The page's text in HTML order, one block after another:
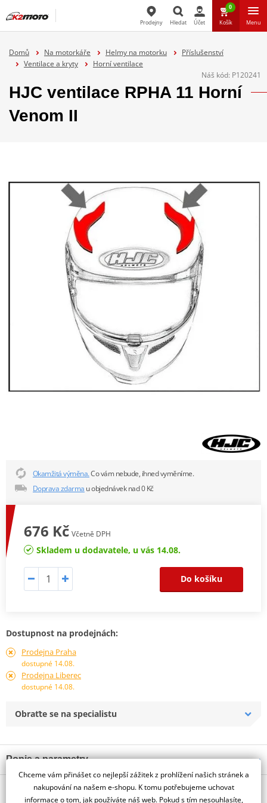
Hledat
Prodejny Hledat Účet
0
Košík Menu
Domů Na motorkáře Helmy na motorku
Příslušenství
Ventilace a kryty
Horní ventilace
Náš kód: P120241
HJC ventilace RPHA 11 Horní
Venom II
Okamžitá výměna.Co vám nebude, ihned vyměníme.
Doprava zdarma u objednávek nad 0 Kč
676 Kč Včetně DPH
Skladem u dodavatele, u vás 14.08.
Do košíku
Dostupnost na prodejnách:
Prodejna Praha
dostupné 14.08.
Prodejna Liberec
dostupné 14.08.
Obraťte se na specialistu
Popis a parametry
Jsme autorizovaný
dealer značky HJC
O výrobci
Chceme vám přinášet co nejlepší zážitek z prohlížení našich stránek a
nakupování na našem e-shopu. K tomu potřebujeme uchovat
informace o tom, jak používáte náš web. Pokud s tím nesouhlasíte,